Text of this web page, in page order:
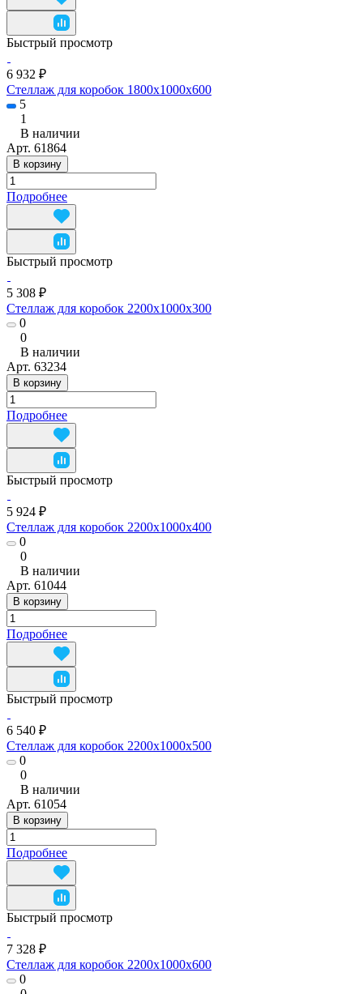
Быстрый просмотр
6 932 ₽
Стеллаж для коробок 1800х1000х600
5
1
В наличии
Арт. 61864
В корзину
Подробнее
Быстрый просмотр
5 308 ₽
Стеллаж для коробок 2200х1000х300
0
0
В наличии
Арт. 63234
В корзину
Подробнее
Быстрый просмотр
5 924 ₽
Стеллаж для коробок 2200x1000x400
0
0
В наличии
Арт. 61044
В корзину
Подробнее
Быстрый просмотр
6 540 ₽
Стеллаж для коробок 2200x1000x500
0
0
В наличии
Арт. 61054
В корзину
Подробнее
Быстрый просмотр
7 328 ₽
Стеллаж для коробок 2200х1000х600
0